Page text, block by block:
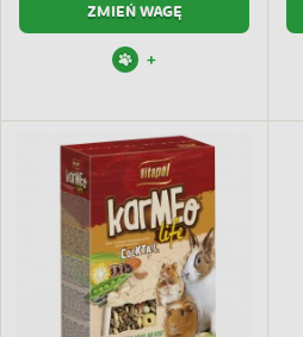
ZMIEŃ WAGĘ
+